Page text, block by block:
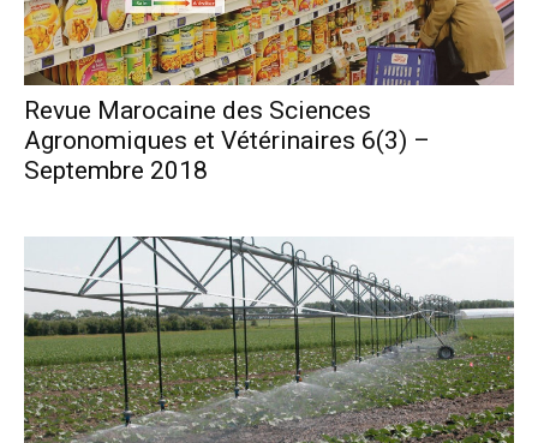
Revue Marocaine des Sciences
Agronomiques et Vétérinaires 6(3) –
Septembre 2018